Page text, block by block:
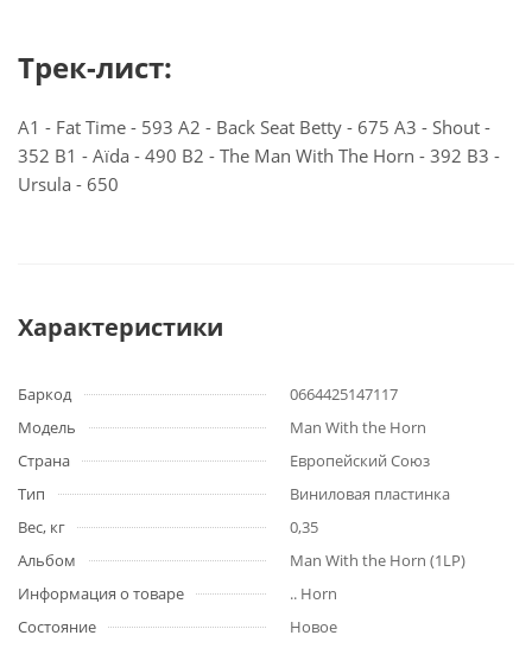
Трек-лист:
A1 - Fat Time - 593 A2 - Back Seat Betty - 675 A3 - Shout -
352 B1 - Aïda - 490 B2 - The Man With The Horn - 392 B3 -
Ursula - 650
Характеристики
Баркод
0664425147117
Модель
Man With the Horn
Страна
Европейский Союз
Тип
Виниловая пластинка
Вес, кг
0,35
Альбом
Man With the Horn (1LP)
Информация о товаре
.. Horn
Состояние
Новое